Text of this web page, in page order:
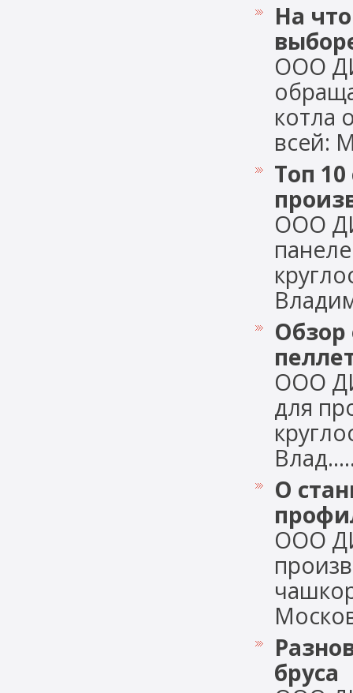
На
ООО
котла
всей:
Топ
ООО
Обзор
ООО
для
О
ООО
бруса